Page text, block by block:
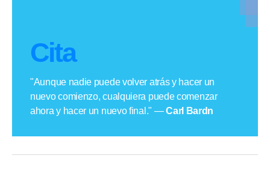
Cita
"Aunque nadie puede volver atrás y hacer un
nuevo comienzo, cualquiera puede comenzar
ahora y hacer un nuevo final." —Carl Bardn